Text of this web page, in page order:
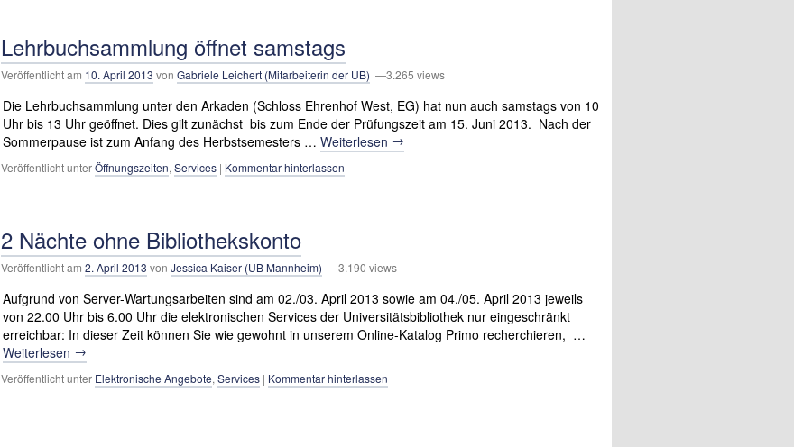
Lehrbuchsammlung öffnet samstags
Veröffentlicht am 10. April 2013 von Gabriele Leichert (Mitarbeiterin der UB) —3.265 views
Die Lehrbuchsammlung unter den Arkaden (Schloss Ehrenhof West, EG) hat nun auch samstags von 10
Uhr bis 13 Uhr geöffnet. Dies gilt zunächst bis zum Ende der Prüfungszeit am 15. Juni 2013. Nach der
Sommerpause ist zum Anfang des Herbstsemesters …Weiterlesen →
Veröffentlicht unterÖffnungszeiten,Services | Kommentar hinterlassen
2 Nächte ohne Bibliothekskonto
Veröffentlicht am 2. April 2013 von Jessica Kaiser (UB Mannheim) —3.190 views
Aufgrund von Server-Wartungsarbeiten sind am 02./03. April 2013 sowie am 04./05. April 2013 jeweils
von 22.00 Uhr bis 6.00 Uhr die elektronischen Services der Universitätsbibliothek nur eingeschränkt
erreichbar: In dieser Zeit können Sie wie gewohnt in unserem Online-Katalog Primo recherchieren, …
Weiterlesen →
Veröffentlicht unter Elektronische Angebote,Services | Kommentar hinterlassen